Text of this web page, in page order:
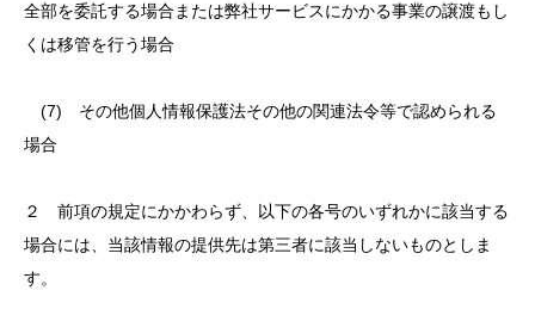
全部を委託する場合または弊社サービスにかかる事業の譲渡もし
くは移管を行う場合
(7) その他個人情報保護法その他の関連法令等で認められる
場合
２ 前項の規定にかかわらず、以下の各号のいずれかに該当する
場合には、当該情報の提供先は第三者に該当しないものとしま
す。